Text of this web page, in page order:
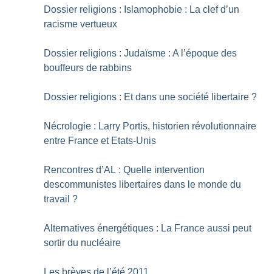
Dossier religions : Islamophobie : La clef d’un
racisme vertueux
Dossier religions : Judaïsme : A l’époque des
bouffeurs de rabbins
Dossier religions : Et dans une société libertaire ?
Nécrologie : Larry Portis, historien révolutionnaire
entre France et Etats-Unis
Rencontres d’AL : Quelle intervention
descommunistes libertaires dans le monde du
travail ?
Alternatives énergétiques : La France aussi peut
sortir du nucléaire